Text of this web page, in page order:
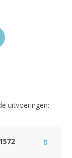
uitvoeringen: